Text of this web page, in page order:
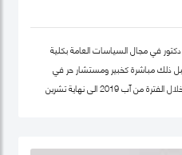
في مجال السياسات العامة بكلية
ذلك مباشرة كخبير ومستشار حر في
قضايا الاقتصاد والاستراتيجيات، كما عمل خلال الفترة من آب 2019 الى نهاية تشرين
واقتصادي واستراتيجيات- وشريك مؤسس في